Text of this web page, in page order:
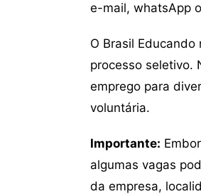
e-mail, whatsApp
O Brasil
processo seletivo.
emprego para
voluntária.
Importante:
algumas vagas
da empresa,